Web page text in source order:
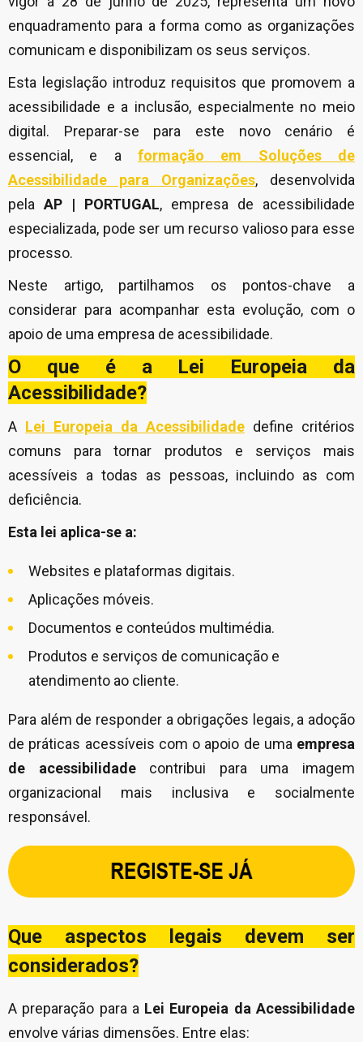
enquadramento para a forma como as organizações
comunicam e disponibilizam os seus serviços.
Esta legislação introduz requisitos que promovem a
acessibilidade e a inclusão, especialmente no meio
digital. Preparar-se para este novo cenário é
essencial, e a formação em Soluções de
Acessibilidade para Organizações, desenvolvida
pela AP | PORTUGAL, empresa de acessibilidade
especializada, pode ser um recurso valioso para esse
processo.
Neste artigo, partilhamos os pontos-chave a
considerar para acompanhar esta evolução, com o
apoio de uma empresa de acessibilidade.
O que é a Lei Europeia da
Acessibilidade?
A Lei Europeia da Acessibilidade define critérios
comuns para tornar produtos e serviços mais
acessíveis a todas as pessoas, incluindo as com
deficiência.
Esta lei aplica-se a:
Websites e plataformas digitais.
Aplicações móveis.
Documentos e conteúdos multimédia.
Produtos e serviços de comunicação e
atendimento ao cliente.
Para além de responder a obrigações legais, a adoção
de práticas acessíveis com o apoio de uma empresa
de acessibilidadecontribui para uma imagem
organizacional mais inclusiva e socialmente
responsável.
Que aspectos legais devem ser
considerados?
A preparação para a Lei Europeia da Acessibilidade
envolve várias dimensões. Entre elas: